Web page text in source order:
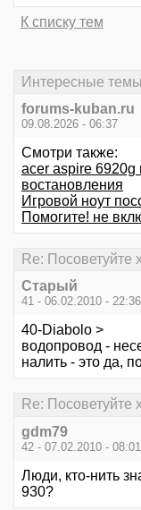
К списку тем
Интересные темы
forums-kuban.ru
09.08.2026 - 06:37
Смотри также:
acer aspire 6920g
востановления
Игровой ноут
Помогите! не
Re: Посоветуйте
Старый
41 - 06.02.2010 - 22:36
40-Diabolo >
водопровод -
налить - это да,
Re: Посоветуйте
gdm79
42 - 07.02.2010 - 08:01
Люди, кто-нить
930?